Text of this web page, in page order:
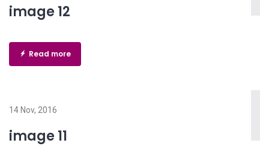
image 12
Read more
14 Nov, 2016
image 11